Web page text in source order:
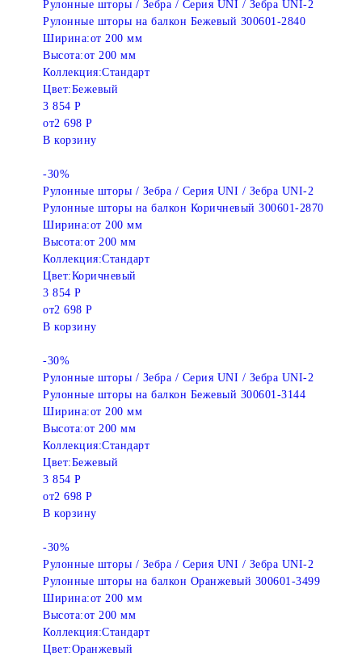
Рулонные шторы / Зебра / Серия UNI / Зебра UNI-2
Рулонные шторы на балкон Бежевый 300601-2840
Ширина:от 200 мм
Высота:от 200 мм
Коллекция:Стандарт
Цвет:Бежевый
3 854 Р
от2 698 Р
В корзину
-30%
Рулонные шторы / Зебра / Серия UNI / Зебра UNI-2
Рулонные шторы на балкон Коричневый 300601-2870
Ширина:от 200 мм
Высота:от 200 мм
Коллекция:Стандарт
Цвет:Коричневый
3 854 Р
от2 698 Р
В корзину
-30%
Рулонные шторы / Зебра / Серия UNI / Зебра UNI-2
Рулонные шторы на балкон Бежевый 300601-3144
Ширина:от 200 мм
Высота:от 200 мм
Коллекция:Стандарт
Цвет:Бежевый
3 854 Р
от2 698 Р
В корзину
-30%
Рулонные шторы / Зебра / Серия UNI / Зебра UNI-2
Рулонные шторы на балкон Оранжевый 300601-3499
Ширина:от 200 мм
Высота:от 200 мм
Коллекция:Стандарт
Цвет:Оранжевый